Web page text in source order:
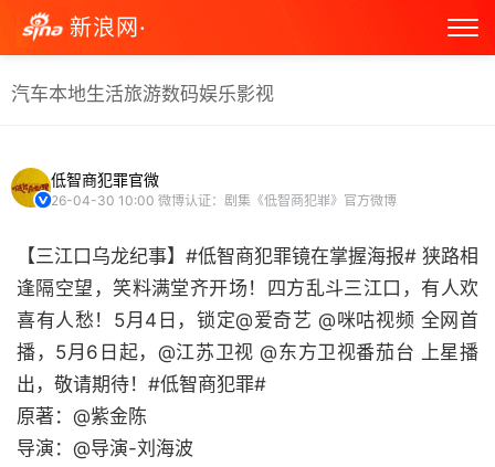
新浪网·
汽车本地生活旅游数码娱乐影视
低智商犯罪官微
26-04-30 10:00 微博认证：剧集《低智商犯罪》官方微博
【三江口乌龙纪事】#低智商犯罪镜在掌握海报# 狭路相
逢隔空望，笑料满堂齐开场！四方乱斗三江口，有人欢
喜有人愁！5月4日，锁定@爱奇艺 @咪咕视频 全网首
播，5月6日起，@江苏卫视 @东方卫视番茄台 上星播
出，敬请期待！#低智商犯罪#
原著：@紫金陈
导演：@导演-刘海波